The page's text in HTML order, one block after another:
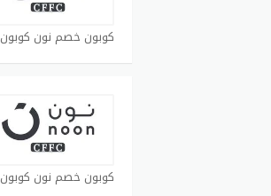
كوبون خصم نون كوبون
كوبون خصم نون كوبون